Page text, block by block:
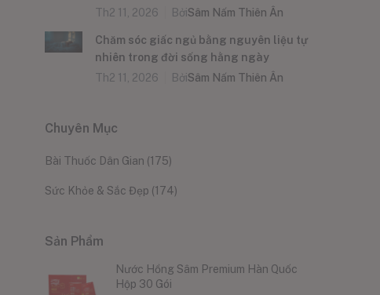
Th2 11, 2026
BởiSâm Nấm Thiên Ân
Chăm sóc giấc ngủ bằng nguyên liệu tự
nhiên trong đời sống hằng ngày
Th2 11, 2026
BởiSâm Nấm Thiên Ân
Chuyên Mục
Bài Thuốc Dân Gian (175)
Sức Khỏe & Sắc Đẹp (174)
Sản Phẩm
Nước Hồng Sâm Premium Hàn Quốc
Hộp 30 Gói